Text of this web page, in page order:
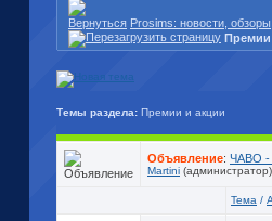
Prosims: новости,
Премии
Темы раздела: Премии и акции
Объявление: ЧАВО -
Martini (администратор)
Тема /